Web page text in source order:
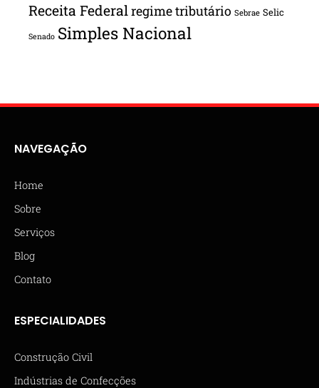
Receita Federalregime tributário Sebrae Selic
Senado Simples Nacional
NAVEGAÇÃO
Home
Sobre
Serviços
Blog
Contato
ESPECIALIDADES
Construção Civil
Indústrias de Confecções